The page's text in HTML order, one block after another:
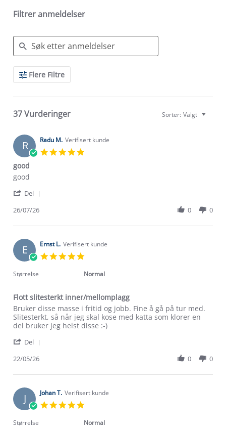
Filtrer anmeldelser
Search
ReviewsFlere Filtre
37 Vurderinger Sorter: Valgt
R Radu M. Verifisert kunde
good
Review
Radu
on
Jul
review
good
good
Del
Radu
on
26
Jul
26/07/26 0 0
E Ernst L. Verifisert kunde
rating
Størrelse Normal
Flott slitesterkt inner/mellomplagg
Review
by
Ernst
on
May
review
stating
Flott
inner/mellomplagg
Bruker disse masse i fritid og jobb. Fine å gå på tur med.
Slitesterkt, så når jeg skal kose med katta som klorer en
del bruker jeg helst disse :-)
Del
Ernst
on
22
May
22/05/26 0 0
J Johan T. Verifisert kunde
rating
Størrelse Normal